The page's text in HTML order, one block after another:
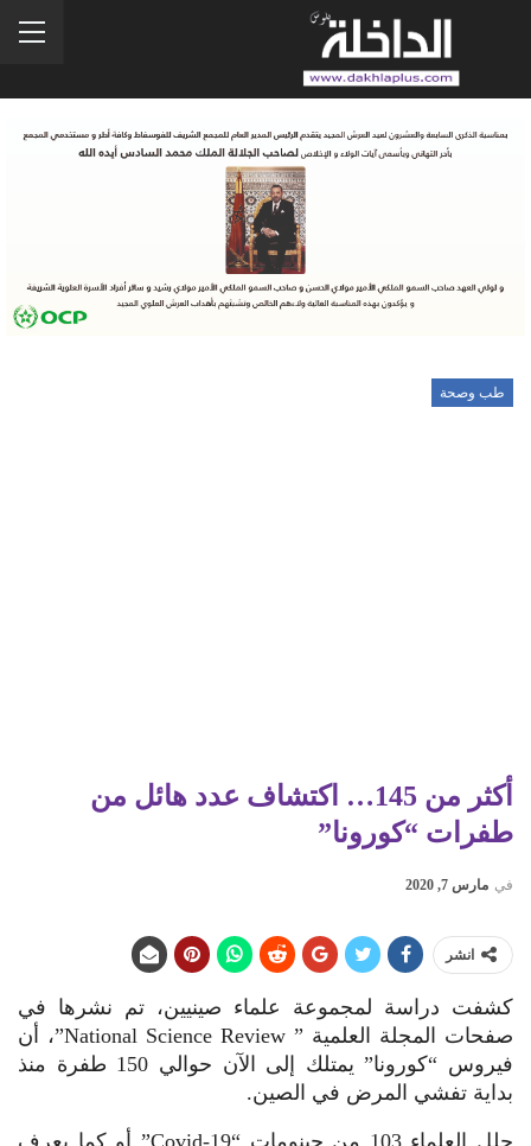
طب وصحة
أكثر من 145… اكتشاف عدد هائل من
طفرات “كورونا”
في مارس 7, 2020
انشر
كشفت دراسة لمجموعة علماء صينيين، تم نشرها في
صفحات المجلة العلمية ” National Science Review”، أن
فيروس “كورونا” يمتلك إلى الآن حوالي 150 طفرة منذ
بداية تفشي المرض في الصين.